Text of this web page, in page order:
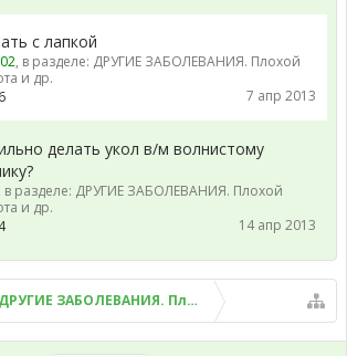
с лапкой
, в разделе: ДРУГИЕ ЗАБОЛЕВАНИЯ. Плохой
и др.
6 7 апр 2013
делать укол в/м волнистому
, в разделе: ДРУГИЕ ЗАБОЛЕВАНИЯ. Плохой
и др.
4 14 апр 2013
ДРУГИЕ ЗАБОЛЕВАНИЯ. Плохой помет, рвота и